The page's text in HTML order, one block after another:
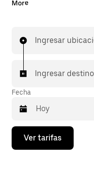
de UberX en
tarifas por
More
Ingresar
Ingresar destino
Fecha
Presiona
flecha
Ver tarifas